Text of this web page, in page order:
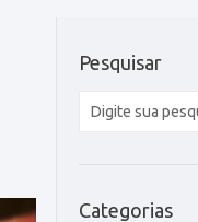
Pesquisar
Categorias